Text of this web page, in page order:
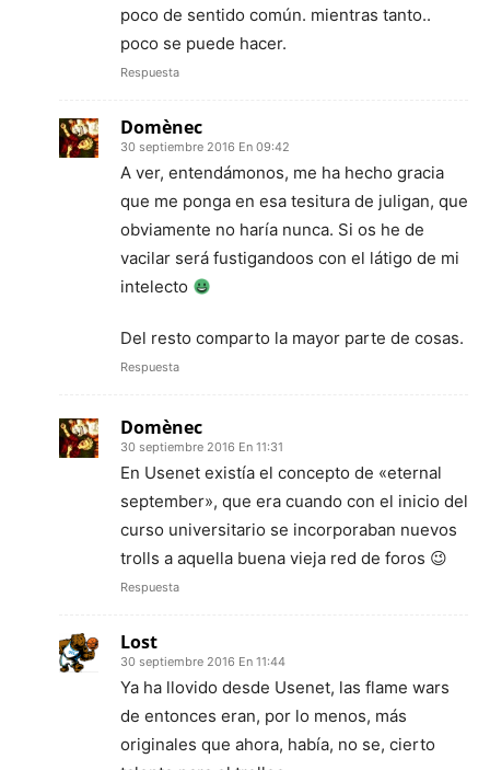
poco de sentido común. mientras tanto..
poco se puede hacer.
Respuesta
Domènec
30 septiembre 2016 En 09:42
A ver, entendámonos, me ha hecho gracia
que me ponga en esa tesitura de juligan, que
obviamente no haría nunca. Si os he de
vacilar será fustigandoos con el látigo de mi
intelecto
Del resto comparto la mayor parte de cosas.
Respuesta
Domènec
30 septiembre 2016 En 11:31
En Usenet existía el concepto de «eternal
september», que era cuando con el inicio del
curso universitario se incorporaban nuevos
trolls a aquella buena vieja red de foros 😉
Respuesta
Lost
30 septiembre 2016 En 11:44
Ya ha llovido desde Usenet, las flame wars
de entonces eran, por lo menos, más
originales que ahora, había, no se, cierto